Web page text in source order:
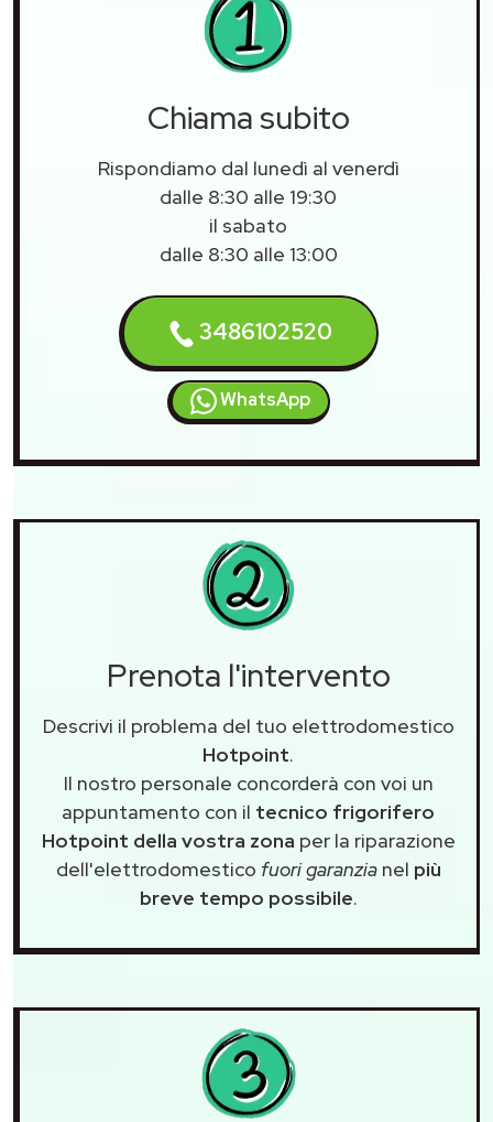
Chiama subito
Rispondiamo dal lunedì al venerdì
dalle 8:30 alle 19:30
il sabato
dalle 8:30 alle 13:00
3486102520
WhatsApp
Prenota l'intervento
Descrivi il problema del tuo elettrodomestico
Hotpoint.
Il nostro personale concorderà con voi un
appuntamento con il tecnico frigorifero
Hotpoint della vostra zona per la riparazione
dell'elettrodomestico fuori garanzianel più
breve tempo possibile.